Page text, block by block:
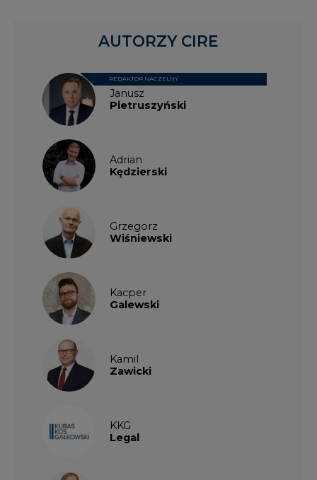
Janusz
Pietruszyński
REDAKTOR NACZELNY
Adrian
Kędzierski
Grzegorz
Wiśniewski
Kacper
Galewski
Kamil
Zawicki
KKG
Legal
AUTORZY CIRE